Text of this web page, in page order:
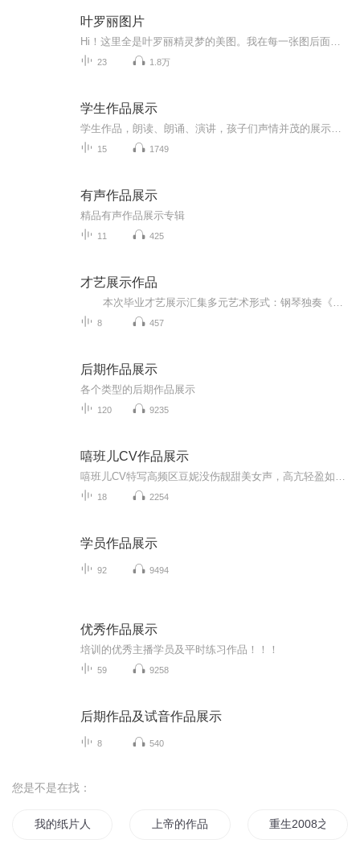
叶罗丽图片
23 1.8万
学生作品展示
15 1749
有声作品展示
精品有声作品展示专辑
11 425
才艺展示作品
8 457
后期作品展示
各个类型的后期作品展示
120 9235
嘻班儿CV作品展示
18 2254
学员作品展示
92 9494
优秀作品展示
培训的优秀主播学员及平时练习作品！！！
59 9258
后期作品及试音作品展示
8 540
您是不是在找：
我的纸片人老婆 上帝的作品 重生2008之大展